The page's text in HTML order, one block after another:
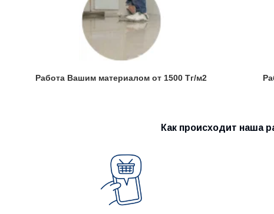
Работа Вашим материалом от 1500 Тг/м2
Как происходит наша